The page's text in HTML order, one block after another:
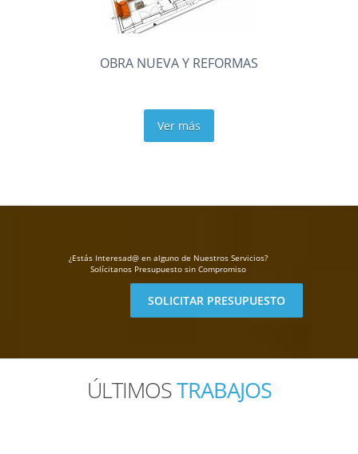
OBRA NUEVA Y REFORMAS
Ver más
SOLICITAR PRESUPUESTO
¿Estás Interesad@ en alguno de Nuestros Servicios?
Solícitanos Presupuesto sin Compromiso
ÚLTIMOSTRABAJOS